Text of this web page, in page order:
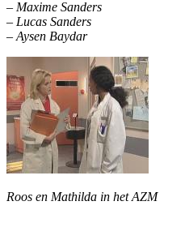
– Maxime Sanders
– Lucas Sanders
– Aysen Baydar
Roos en Mathilda in het AZM